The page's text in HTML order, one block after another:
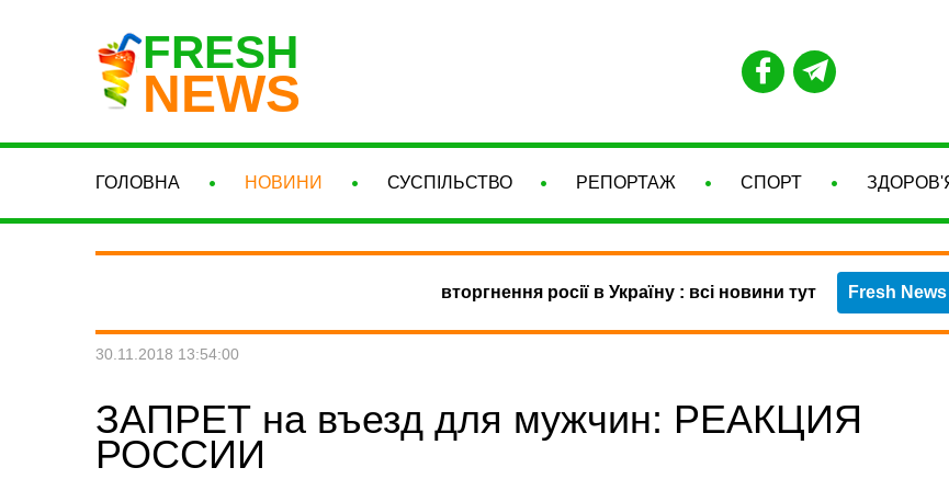
FRESH
NEWS
ГОЛОВНА НОВИНИ СУСПІЛЬСТВО РЕПОРТАЖ СПОРТ
вторгнення росії в Україну : всі новини тут Fresh
30.11.2018 13:54:00
ЗАПРЕТ на въезд для мужчин: РЕАКЦИЯ
РОССИИ